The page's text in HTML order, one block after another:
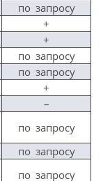
по запросу
+
+
по запросу
по запросу
+
–
по запросу
по запросу
по запросу